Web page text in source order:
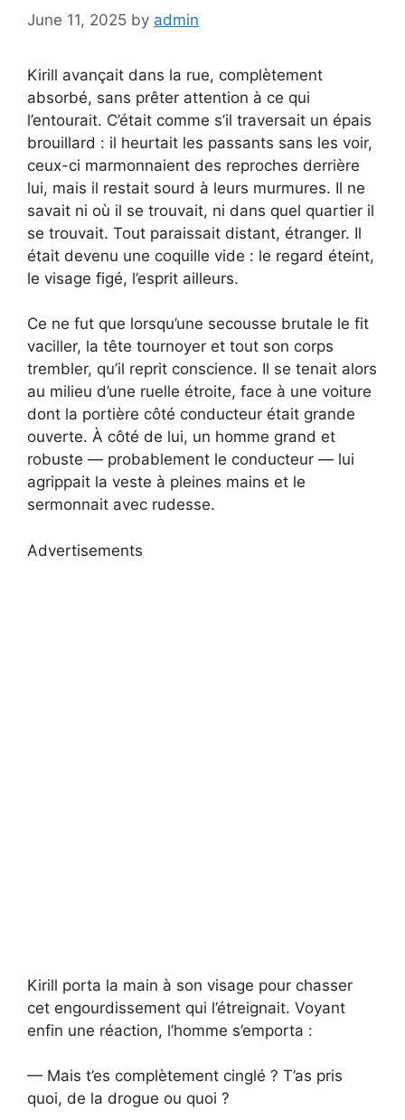
June 11, 2025 by admin
Kirill avançait dans la rue, complètement
absorbé, sans prêter attention à ce qui
l’entourait. C’était comme s’il traversait un épais
brouillard : il heurtait les passants sans les voir,
ceux-ci marmonnaient des reproches derrière
lui, mais il restait sourd à leurs murmures. Il ne
savait ni où il se trouvait, ni dans quel quartier il
se trouvait. Tout paraissait distant, étranger. Il
était devenu une coquille vide : le regard éteint,
le visage figé, l’esprit ailleurs.
Ce ne fut que lorsqu’une secousse brutale le fit
vaciller, la tête tournoyer et tout son corps
trembler, qu’il reprit conscience. Il se tenait alors
au milieu d’une ruelle étroite, face à une voiture
dont la portière côté conducteur était grande
ouverte. À côté de lui, un homme grand et
robuste — probablement le conducteur — lui
agrippait la veste à pleines mains et le
sermonnait avec rudesse.
Advertisements
Kirill porta la main à son visage pour chasser
cet engourdissement qui l’étreignait. Voyant
enfin une réaction, l’homme s’emporta :
— Mais t’es complètement cinglé ? T’as pris
quoi, de la drogue ou quoi ?